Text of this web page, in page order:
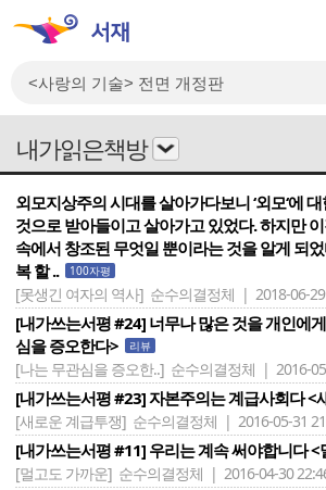
내가읽은책방
외모지상주의 시대를 살아가다보니 ‘외모‘에
것으로 받아들이고 살아가고 있었다. 하지만
속에서 창조된 무엇일 뿐이라는 것을 알게 되
복 할 ..
100자평
[못생긴 여자의 역사] 순수의결정체 | 2018-06-
[내가쓰는서평 #24] 너무나 많은 것을 개인에
심을 증오한다>
리뷰
[나는 무관심을 증오한..] 순수의결정체 | 2016-
[내가쓰는서평 #23] 자본주의는 계급사회다 <
[새로운 계급투쟁] 순수의결정체 | 2016-05-31
[내가쓰는서평 #11] 우리는 계속 써야합니다 <
[멀고도 가까운] 순수의결정체 | 2016-04-30